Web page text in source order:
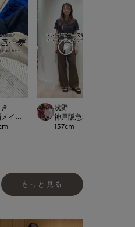
インプレイスI.T.'S.international
浅野
神戸阪急SUPERIORCLOSET
157cm
もっと見る